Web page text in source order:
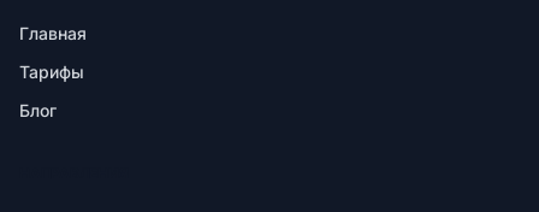
Главная
Тарифы
Блог